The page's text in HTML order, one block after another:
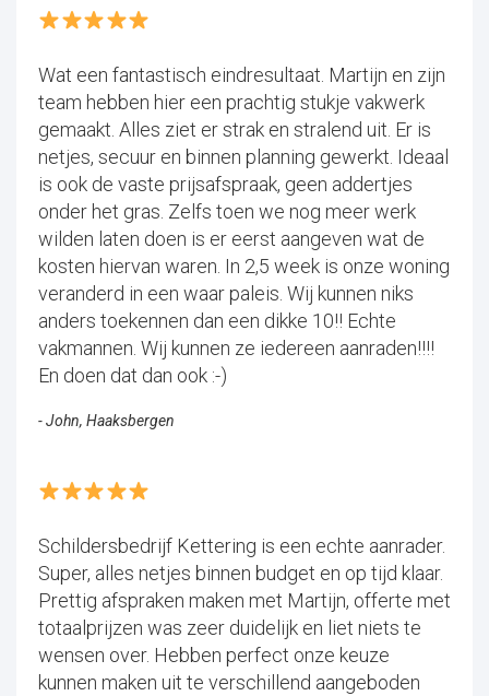
Wat een fantastisch eindresultaat. Martijn en zijn
team hebben hier een prachtig stukje vakwerk
gemaakt. Alles ziet er strak en stralend uit. Er is
netjes, secuur en binnen planning gewerkt. Ideaal
is ook de vaste prijsafspraak, geen addertjes
onder het gras. Zelfs toen we nog meer werk
wilden laten doen is er eerst aangeven wat de
kosten hiervan waren. In 2,5 week is onze woning
veranderd in een waar paleis. Wij kunnen niks
anders toekennen dan een dikke 10!! Echte
vakmannen. Wij kunnen ze iedereen aanraden!!!!
En doen dat dan ook :-)
- John, Haaksbergen
Schildersbedrijf Kettering is een echte aanrader.
Super, alles netjes binnen budget en op tijd klaar.
Prettig afspraken maken met Martijn, offerte met
totaalprijzen was zeer duidelijk en liet niets te
wensen over. Hebben perfect onze keuze
kunnen maken uit te verschillend aangeboden